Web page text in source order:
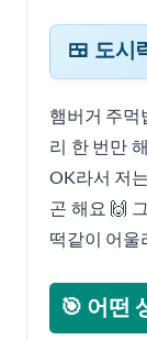
햄버거 주먹
리 한 번만
OK라서 저
곤 해요 🙌
떡같이 어울
🎯 어떤